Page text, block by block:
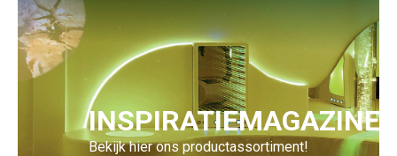
INSPIRATIEMAGAZINE
Bekijk hier ons productassortiment!